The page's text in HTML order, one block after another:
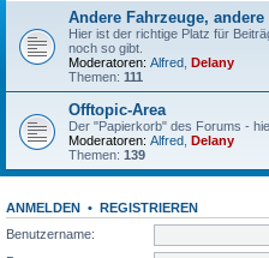
Andere Fahrzeuge, andere
Hier ist der richtige Platz für
noch so gibt.
Moderatoren: Alfred Delany
Themen: 111
Offtopic-Area
Der "Papierkorb" des Forums -
Moderatoren: Alfred Delany
Themen: 139
ANMELDEN • REGISTRIEREN
Benutzername: